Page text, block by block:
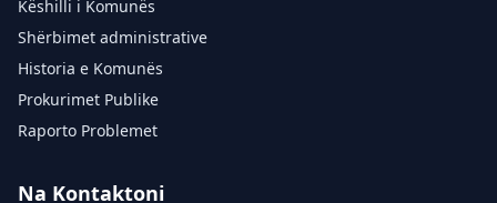
Këshilli i Komunës
Shërbimet administrative
Historia e Komunës
Prokurimet Publike
Raporto Problemet
Na Kontaktoni